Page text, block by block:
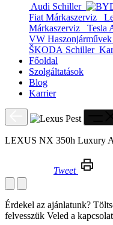
Audi Schiller
Fiat Márkaszerviz
Márkaszerviz
Tesla
VW Haszonjárművek
ŠKODA Schiller
Főoldal
Szolgáltatások
Blog
Karrier
LEXUS NX 350h Luxury
Tweet
Érdekel az ajánlatunk?
felvesszük Veled a